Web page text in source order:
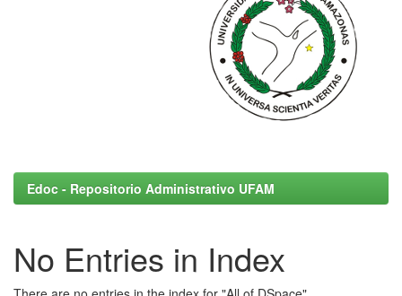
Edoc - Repositorio Administrativo UFAM
No Entries in Index